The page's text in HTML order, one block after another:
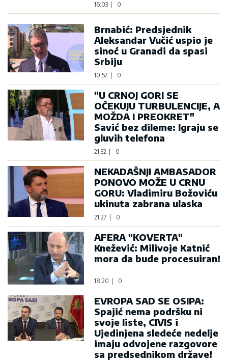
16:03 0
Brnabić: Predsjednik
Aleksandar Vučić uspio je
sinoć u Granadi da spasi
Srbiju
10:57 0
"U CRNOJ GORI SE
OČEKUJU TURBULENCIJE, A
MOŽDA I PREOKRET"
Savić bez dileme: Igraju se
gluvih telefona
21:32 0
NEKADAŠNJI AMBASADOR
PONOVO MOŽE U CRNU
GORU: Vladimiru Božoviću
ukinuta zabrana ulaska
21:27 0
AFERA "KOVERTA"
Knežević: Milivoje Katnić
mora da bude procesuiran!
18:20 0
EVROPA SAD SE OSIPA:
Spajić nema podršku ni
svoje liste, CIVIS i
Ujedinjena sledeće nedelje
imaju odvojene razgovore
sa predsednikom države!